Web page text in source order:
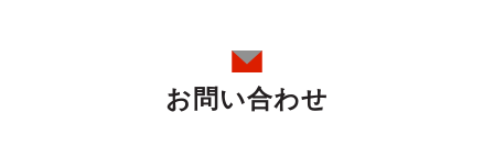
お問い合わせ